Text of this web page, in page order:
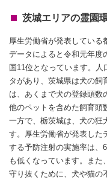
茨城エリアの霊園
厚生労働省が発表している
データによると令和元年度
国11位となっています。
タがあり、茨城県は犬の飼
は、あくまで犬の登録頭数
他のペットを含めた飼育頭
一方で、栃茨城は、犬の狂
す。厚生労働省が発表した
する予防注射の実施率は、
も低くなっています。また
守り抜くために、犬や猫の